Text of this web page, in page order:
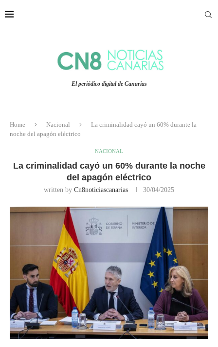
El periódico digital de Canarias
Home Nacional
La criminalidad cayó un 60% durante la
noche del apagón eléctrico
NACIONAL
La criminalidad cayó un 60% durante la noche
del apagón eléctrico
written by Cn8noticiascanarias 30/04/2025